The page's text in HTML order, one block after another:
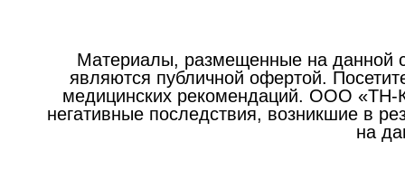
Материалы, размещенные на данной
являются публичной офертой.
медицинских рекомендаций. ООО «ТН-
негативные последствия, возникшие в
на